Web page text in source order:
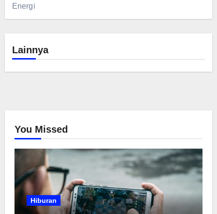
Energi
Lainnya
You Missed
Hiburan